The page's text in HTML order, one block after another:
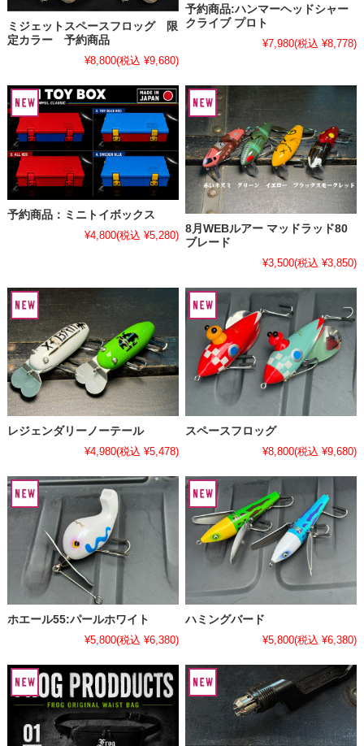
ミジェットスペースフロッグ 限
定カラー 予約商品
¥8,800(税込 ¥9,680)
予約商品:ハンマーヘッドシャー
クライブ プロト
¥7,980(税込 ¥8,778)
予約商品：ミニトイボックス
¥4,800(税込 ¥5,280) 8月WEBルアー マッドラッド80
ブレード
¥3,500(税込 ¥3,850)
レジェンダリーノーテール
¥4,980(税込 ¥5,478)
スペースフロッグ
¥8,800(税込 ¥9,680)
ホエール55:パールホワイト
¥5,800(税込 ¥6,380)
ハミングバード
¥5,800(税込 ¥6,380)